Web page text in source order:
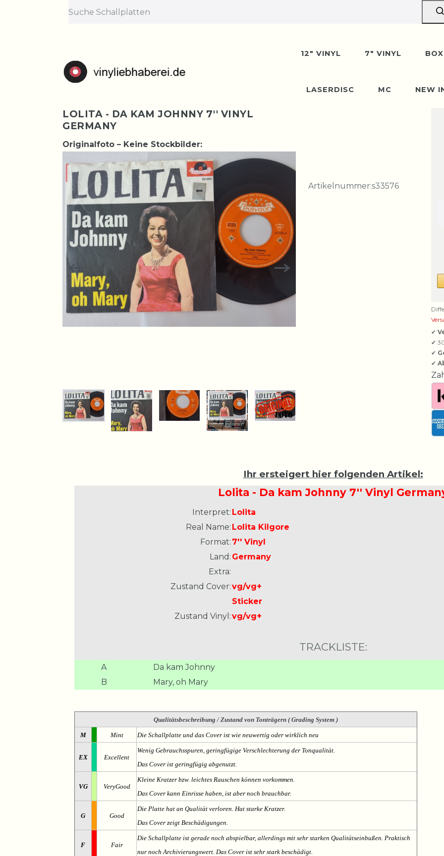
12" VINYL 7" VINYL BOX
LASERDISC MC NEW
LOLITA - DA KAM JOHNNY 7'' VINYL
GERMANY
Originalfoto – Keine Stockbilder:
Artikelnummer:s33576
✔
✔
✔
✔
Ihr ersteigert hier folgenden Artikel:
Lolita - Da kam Johnny 7'' Vinyl
Interpret: Lolita
Real Name: Lolita Kilgore
Format: 7'' Vinyl
Land: Germany
Extra:
Zustand Cover:vg/vg+
Sticker
Zustand Vinyl:vg/vg+
TRACKLISTE:
A
Da kam Johnny
B
Mary, oh Mary
Qualitätsbeschreibung / Zustand von Tonträgern ( Grading System )
M Mint Die Schallplatte und das Cover ist wie neuwertig oder wirklich neu
EX Excellent
Wenig Gebrauchsspuren, geringfügige Verschlechterung der Tonqualität.
Das Cover ist geringfügig abgenutzt.
VG VeryGood
Kleine Kratzer bzw. leichtes Rauschen können vorkommen.
Das Cover kann Einrisse haben, ist aber noch brauchbar.
G Good
Die Platte hat an Qualität verloren. Hat starke Kratzer.
Das Cover zeigt Beschädigungen.
F Fair
Die Schallplatte ist gerade noch abspielbar, allerdings mit sehr starken Qualitätseinbußen. Praktisch
nur noch Archivierungswert. Das Cover ist sehr stark beschädigt.